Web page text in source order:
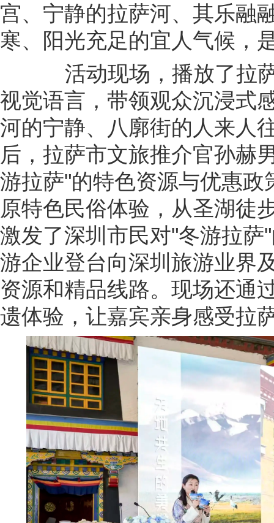
宫、宁静的拉萨河、其乐融
寒、阳光充足的宜人气候，
活动现场，播放了拉萨
视觉语言，带领观众沉浸式
河的宁静、八廓街的人来人
后，拉萨市文旅推介官孙赫
游拉萨"的特色资源与优惠
原特色民俗体验，从圣湖徒
激发了深圳市民对"冬游拉
游企业登台向深圳旅游业界
资源和精品线路。现场还通
遗体验，让嘉宾亲身感受拉